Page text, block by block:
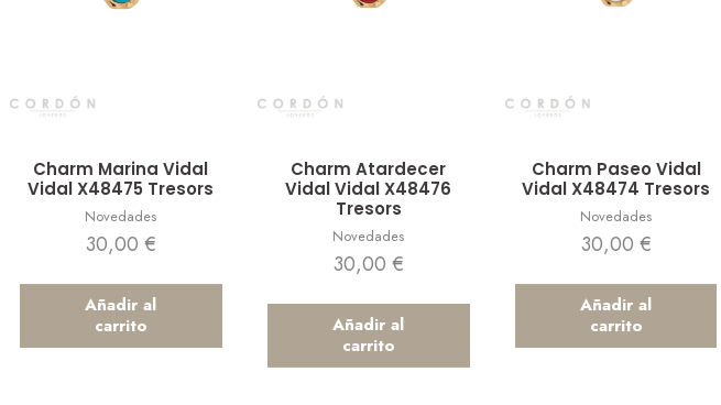
Charm Marina Vidal
Vidal X48475 Tresors
Novedades
30,00 €
Añadir al
carrito
Charm Atardecer
Vidal Vidal X48476
Tresors
Novedades
30,00 €
Añadir al
carrito
Charm Paseo Vidal
Vidal X48474 Tresors
Novedades
30,00 €
Añadir al
carrito